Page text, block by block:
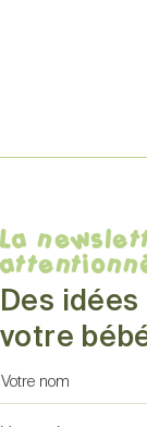
La
Des
votre